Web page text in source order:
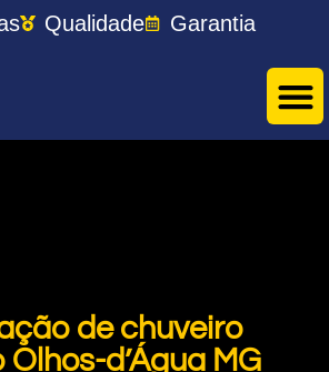
Qualidade Garantia
de chuveiro
d’Água MG